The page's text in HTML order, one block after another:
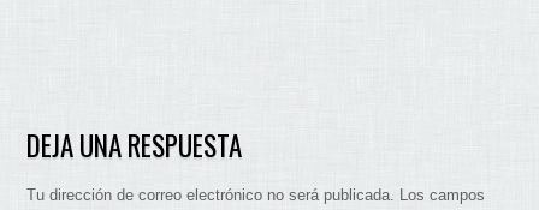
DEJA UNA RESPUESTA
Tu dirección de correo electrónico no será publicada. Los campos